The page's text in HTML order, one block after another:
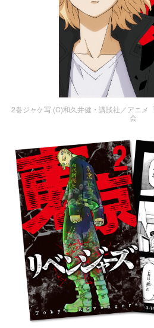
2巻ジャケ写 (C)和久井健・講談社／アニメ
会